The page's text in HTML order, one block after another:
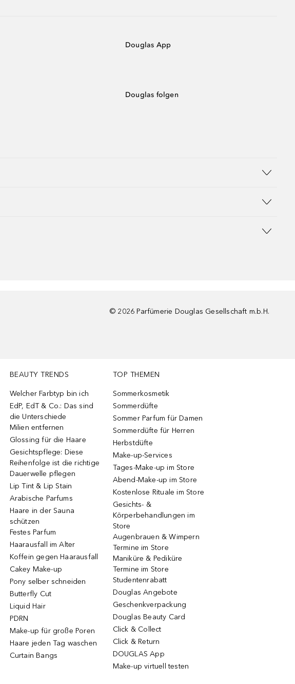
Douglas App
Douglas folgen
© 2026 Parfümerie Douglas Gesellschaft m.b.H.
BEAUTY TRENDS
Welcher Farbtyp bin ich
EdP, EdT & Co.: Das sind
die Unterschiede
Milien entfernen
Glossing für die Haare
Gesichtspflege: Diese
Reihenfolge ist die richtige
Dauerwelle pflegen
Lip Tint & Lip Stain
Arabische Parfums
Haare in der Sauna
schützen
Festes Parfum
Haarausfall im Alter
Koffein gegen Haarausfall
Cakey Make-up
Pony selber schneiden
Butterfly Cut
Liquid Hair
PDRN
Make-up für große Poren
Haare jeden Tag waschen
Curtain Bangs
TOP THEMEN
Sommerkosmetik
Sommerdüfte
Sommer Parfum für Damen
Sommerdüfte für Herren
Herbstdüfte
Make-up-Services
Tages-Make-up im Store
Abend-Make-up im Store
Kostenlose Rituale im Store
Gesichts- &
Körperbehandlungen im
Store
Augenbrauen & Wimpern
Termine im Store
Maniküre & Pediküre
Termine im Store
Studentenrabatt
Douglas Angebote
Geschenkverpackung
Douglas Beauty Card
Click & Collect
Click & Return
DOUGLAS App
Make-up virtuell testen